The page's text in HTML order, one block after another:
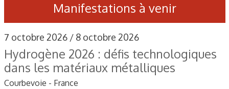
Manifestations à venir
7 octobre 2026 / 8 octobre 2026
Hydrogène 2026 : défis technologiques
dans les matériaux métalliques
Courbevoie - France